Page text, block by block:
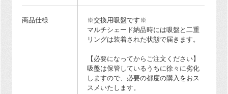
商品仕様
※交換用吸盤です※
マルチシェード納品時には吸盤と二重
リングは装着された状態で届きます。
【必要になってからご注文ください】
吸盤は保管しているうちに徐々に劣化
しますので、必要の都度の購入をおス
スメいたします。